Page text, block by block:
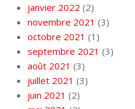
janvier 2022 (2)
novembre 2021 (3)
octobre 2021 (1)
septembre 2021 (3)
août 2021 (3)
juillet 2021 (3)
juin 2021 (2)